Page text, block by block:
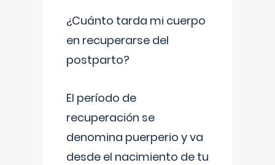
¿Cuánto tarda mi cuerpo
en recuperarse del
postparto?
El período de
recuperación se
denomina puerperio y va
desde el nacimiento de tu